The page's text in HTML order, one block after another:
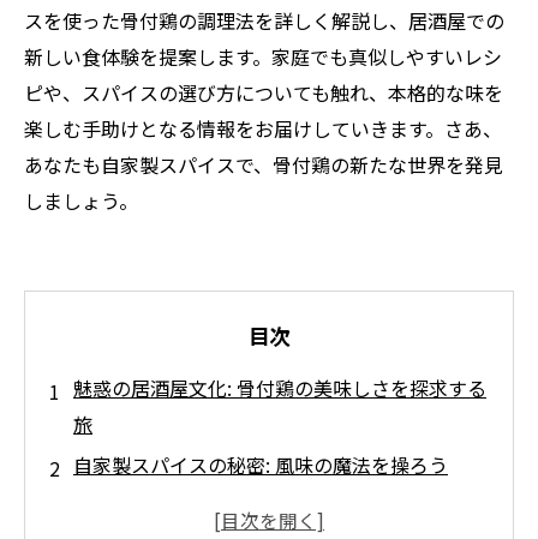
スを使った骨付鶏の調理法を詳しく解説し、居酒屋での
新しい食体験を提案します。家庭でも真似しやすいレシ
ピや、スパイスの選び方についても触れ、本格的な味を
楽しむ手助けとなる情報をお届けしていきます。さあ、
あなたも自家製スパイスで、骨付鶏の新たな世界を発見
しましょう。
目次
魅惑の居酒屋文化: 骨付鶏の美味しさを探求する
旅
自家製スパイスの秘密: 風味の魔法を操ろう
ジューシーな骨付鶏: 誰でも作れる絶品レシピ